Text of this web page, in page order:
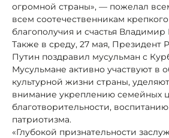
огромной страны», — пожелал
всем соотечественникам
благополучия и счастья
Также в среду, 27 мая, Президент
Путин поздравил мусульман с
Мусульмане активно участвуют в
культурной жизни страны,
внимание укреплению семейных
благотворительности,
патриотизма.
«Глубокой признательности